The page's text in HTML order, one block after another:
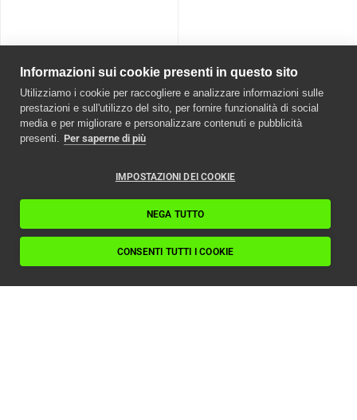
Informazioni sui cookie presenti in questo sito
Utilizziamo i cookie per raccogliere e analizzare informazioni sulle
prestazioni e sull'utilizzo del sito, per fornire funzionalità di social
media e per migliorare e personalizzare contenuti e pubblicità
presenti. Per saperne di più
IMPOSTAZIONI DEI COOKIE
NEGA TUTTO
CONSENTI TUTTI I COOKIE